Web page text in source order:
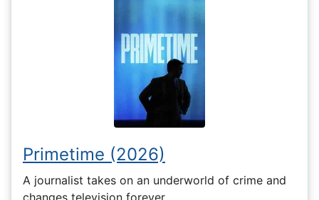
Primetime (2026)
A journalist takes on an underworld of crime and